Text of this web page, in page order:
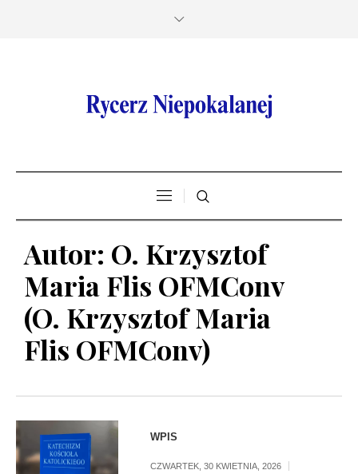
Autor: O. Krzysztof
Maria Flis OFMConv
(O. Krzysztof Maria
Flis OFMConv)
WPIS
CZWARTEK, 30 KWIETNIA, 2026